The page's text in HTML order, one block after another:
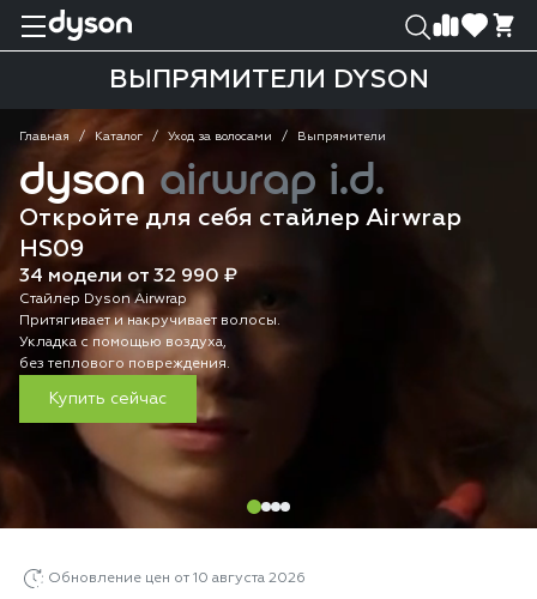
ВЫПРЯМИТЕЛИ DYSON
Главная Каталог Уход за волосами Выпрямители
dyson airwrap i.d.
Откройте для себя стайлер Airwrap
HS09
34 модели от 32 990 ₽
Стайлер Dyson Airwrap
Притягивает и накручивает волосы.
Укладка с помощью воздуха,
без теплового повреждения.
Купить сейчас
Обновление цен от 10 августа 2026